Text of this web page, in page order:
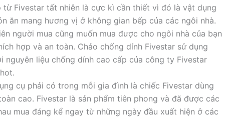
Fivestar tất nhiên là cực kì cần thiết vì đó là vật dụng
ăn mang hương vị ở không gian bếp của các ngôi nhà.
người mua cũng muốn mua được cho ngôi nhà của bạn
hợp và an toàn. Chảo chống dính Fivestar sử dụng
nguyên liệu chống dính cao cấp của công ty Fivestar
cụ phải có trong mỗi gia đình là chiếc Fivestar dùng
cao. Fivestar là sản phẩm tiên phong và đã được các
mua đáng kể ngay từ những ngày đầu xuất hiện ở các